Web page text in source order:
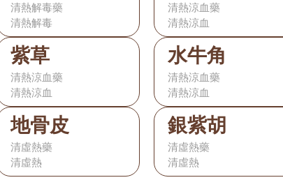
清熱解毒藥
清熱解毒
清熱涼血藥
清熱涼血
紫草
清熱涼血藥
清熱涼血
水牛角
清熱涼血藥
清熱涼血
地骨皮
清虛熱藥
清虛熱
銀紫胡
清虛熱藥
清虛熱